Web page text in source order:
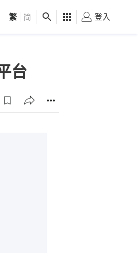
觀點 健康 好食玩飛
繁 简 登入
台